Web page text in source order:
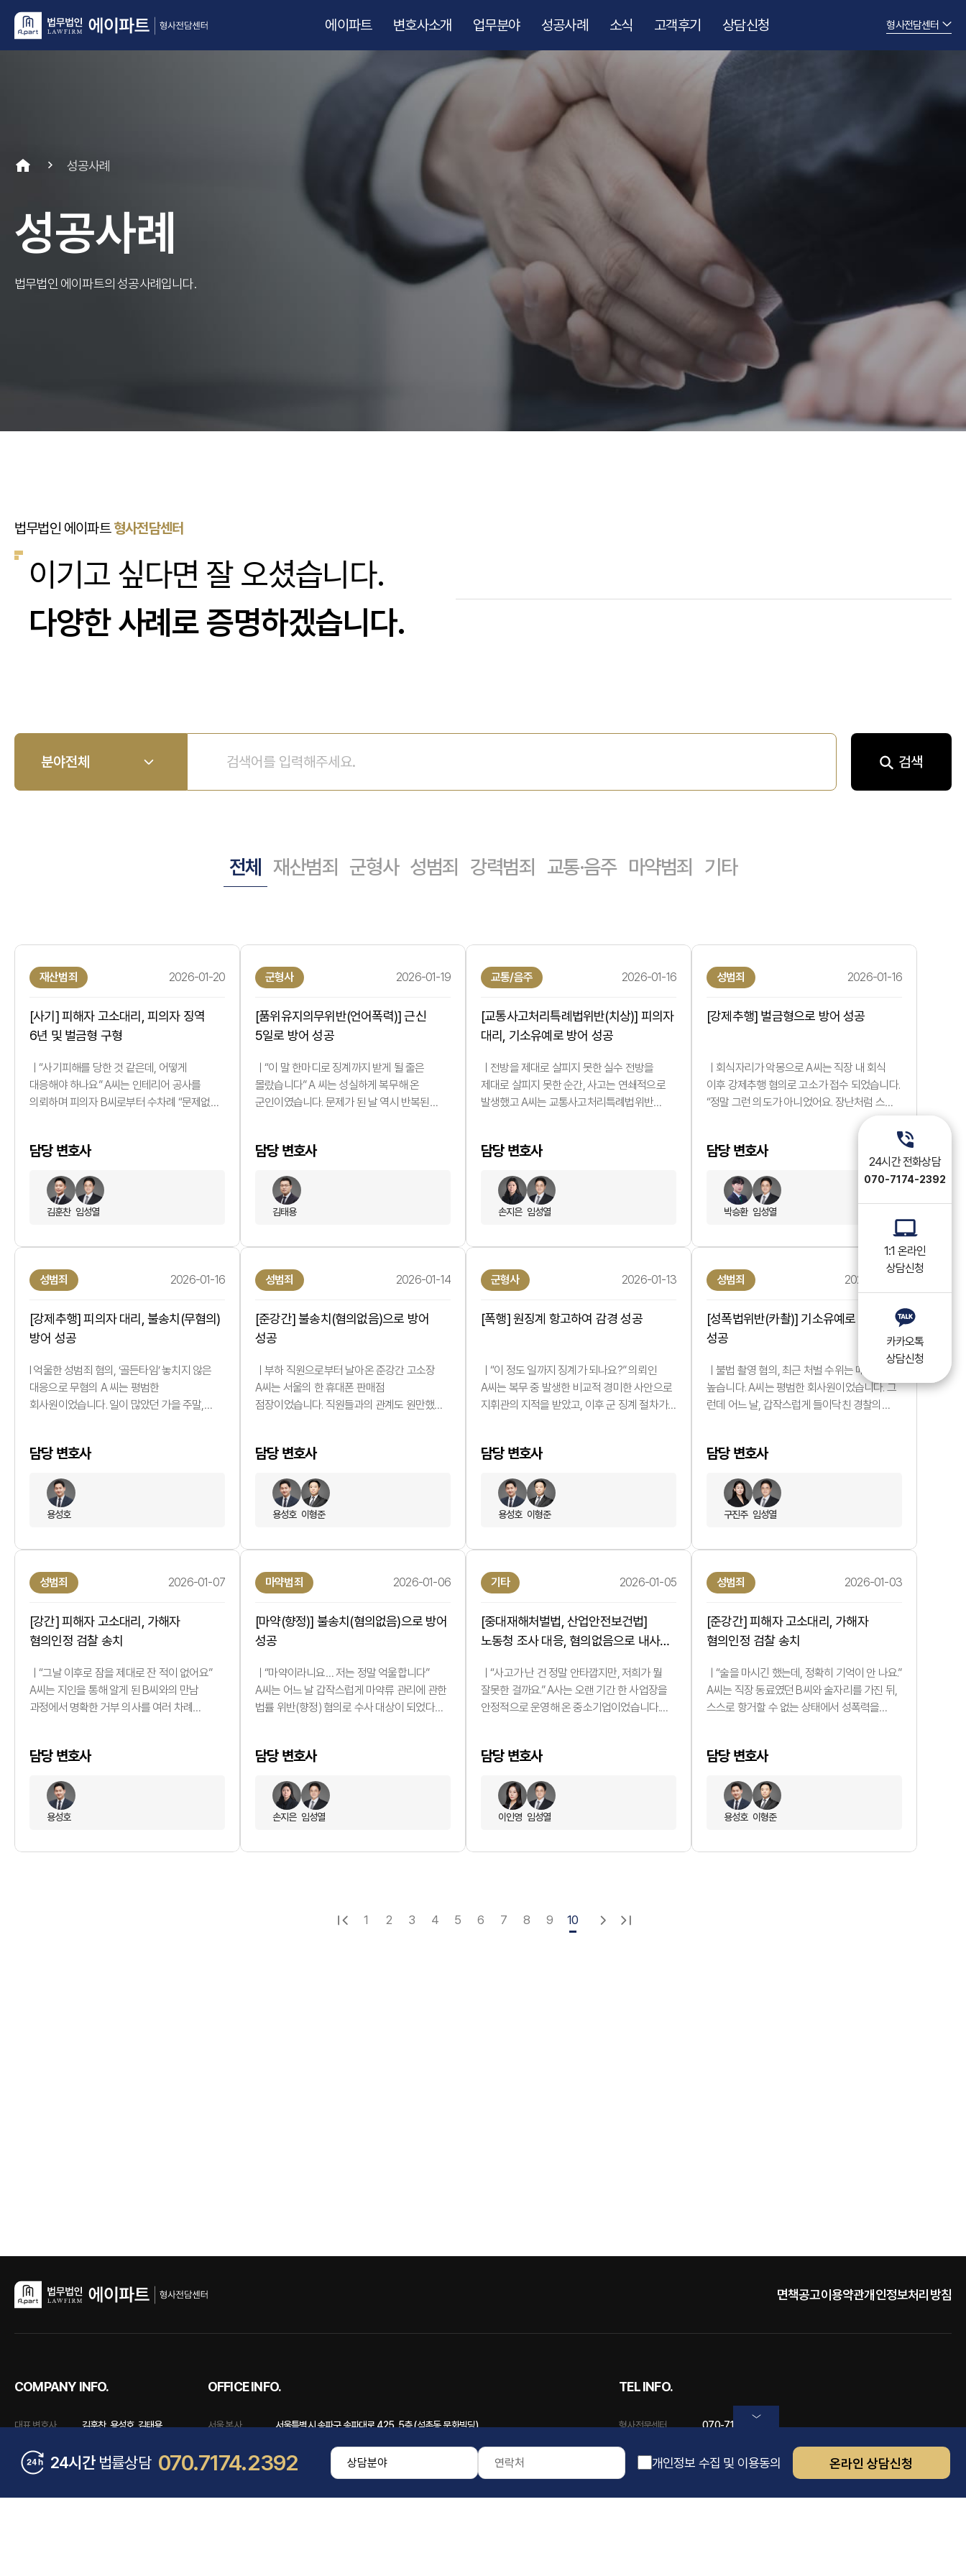
에이파트 변호사소개 업무분야 성공사례 소식 고객후기 상담신청 형사전담센터
성공사례
성공사례
법무법인 에이파트의 성공사례입니다.
법무법인 에이파트형사전담센터
이기고 싶다면 잘 오셨습니다.
다양한 사례로 증명하겠습니다.
검색
전체 재산범죄 군형사 성범죄 강력범죄 교통·음주 마약범죄 기타
재산범죄 2026-01-20
[사기] 피해자 고소대리, 피의자 징역
6년 및 벌금형 구형
ㅣ“사기피해를 당한 것 같은데, 어떻게
대응해야 하나요” A씨는 인테리어 공사를
의뢰하며 피의자 B씨로부터 수차례 “문제없이
이후에도 공사는 시작되지 않았고, 연락은 점점
아닌 제3자 명의를 반복적으로 이용하며
유사한 수법의 피해를 지속해 온 상태였습니다.
담당 변호사
김훈찬 임성열
군형사 2026-01-19
[품위유지의무위반(언어폭력)] 근신
5일로 방어 성공
ㅣ“이 말 한마디로 징계까지 받게 될 줄은
몰랐습니다” A 씨는 성실하게 복무해 온
군인이였습니다. 문제가 된 날 역시 반복된
해당 발언이 ‘언어폭력’으로 문제 삼아지며,
절차에 회부되었습니다. A씨는 “순간적인
말실수였는데, 이렇게까지 될 줄 몰랐다”며 큰
담당 변호사
김태용
교통/음주 2026-01-16
[교통사고처리특례법위반(치상)] 피의자
대리, 기소유예로 방어 성공
ㅣ전방을 제대로 살피지 못한 실수 전방을
제대로 살피지 못한 순간, 사고는 연쇄적으로
발생했고 A씨는 교통사고처리특례법위반
이상 형사처벌 가능성을 피할 수 없는
하나, ‘전과’가 남는 것이었습니다. ㅣ명백한
과실, 그러나 해결책은 존재합니다. 사건
담당 변호사
손지은 임성열
성범죄 2026-01-16
[강제추행] 벌금형으로 방어 성공
ㅣ회식자리가 악몽으로 A씨는 직장 내 회식
이후 강제추행 혐의로 고소가 접수 되었습니다.
“정말 그런 의도가 아니었어요. 장난처럼 스친
A씨의 목소리에는 당혹감과 두려움이 섞여
있었습니다. 성범죄 혐의는 그 자체만으로도
개인의 일상과 사회적 평가를 송두리째 흔들 수
있습니다. A씨 역시 처벌 수위, 전과 기록, 직장
문제까지 겹쳐 극심한 불안을 호소하고
담당 변호사
박승환 임성열
성범죄 2026-01-16
[강제추행] 피의자 대리, 불송치(무혐의)
방어 성공
l 억울한 성범죄 혐의, ‘골든타임’ 놓치지 않은
대응으로 무혐의 A 씨는 평범한
회사원이었습니다. 일이 많았던 가을 주말,
모바일 앱을 통해 근처 사람들과 소소한 대화를
친구들을 실시간으로 매칭해주는
기능이있었고, A씨는 그저 대화를 나눌 상대를
담당 변호사
용성호
성범죄 2026-01-14
[준강간] 불송치(혐의없음)으로 방어
성공
ㅣ부하 직원으로부터 날아온 준강간 고소장
A씨는 서울의 한 휴대폰 판매점
점장이었습니다. 직원들과의 관계도 원만했고,
고소장이 날아들었습니다. 준강간
일부가 강제로 이뤄졌다고 주장했고, 퇴사 직전
‘성범죄 피해자’임을 주장 하였습니다. 경찰은
담당 변호사
용성호 이형준
군형사 2026-01-13
[폭행] 원징계 항고하여 감경 성공
ㅣ“이 정도 일까지 징계가 되나요?” 의뢰인
A씨는 복무 중 발생한 비교적 경미한 사안으로
지휘관의 지적을 받았고, 이후 군 징계 절차가
있었습니다. 그럼에도 불구하고 부대에서는
결정했습니다. A씨로서는 억울함이 클 수밖에
없었습니다. 단순한 실수에 가까운 사안이
담당 변호사
용성호 이형준
성범죄 2026-01-09
[성폭법위반(카촬)] 기소유예로 방어
성공
ㅣ불법 촬영 혐의, 최근 처벌 수위는 매우
높습니다. A씨는 평범한 회사원이었습니다. 그
런데 어느 날, 갑작스럽게 들이닥친 경찰의
보이는 불법 촬영물이 발견되었다는
큰 범죄로 분류됩니다. 특히 ‘성착취물’로
인정되거나 유포 가능성이 있다고 판단되면
담당 변호사
구진주 임성열
성범죄 2026-01-07
[강간] 피해자 고소대리, 가해자
혐의인정 검찰 송치
ㅣ“그날 이후로 잠을 제대로 잔 적이 없어요”
A씨는 지인을 통해 알게 된 B씨와의 만남
과정에서 명확한 거부 의사를 여러 차례
인해 바로 대응하지 못했지만, 시간이 지날수록
결심하게 되었습니다. ㅣ피해자의 진술, 그
자체로 충분한 의미가 있습니다 성범죄
담당 변호사
용성호
마약범죄 2026-01-06
[마약(향정)] 불송치(혐의없음)으로 방어
성공
ㅣ“마약이라니요… 저는 정말 억울합니다”
A씨는 어느 날 갑작스럽게 마약류 관리에 관한
법률 위반(향정) 혐의로 수사 대상이 되었다는
‘향정신성의약품 수수’ 혐의를 적용하며 A씨를
사건은 그 특성상 소량이라도, 직접 투약하지
않았더라도 형사처벌로 이어질 수 있어 초기
담당 변호사
손지은 임성열
기타 2026-01-05
[중대재해처벌법, 산업안전보건법]
노동청 조사 대응, 혐의없음으로 내사
ㅣ“사고가 난 건 정말 안타깝지만, 저희가 뭘
잘못한 걸까요.” A사는 오랜 기간 한 사업장을
안정적으로 운영해 온 중소기업이었습니다.
전문업체에 작업을 맡겼을 뿐이었습니다.
발생했고, 그 여파는 곧바로 산업안전보건법
위반, 나아가 중대재해처벌등에관한법률 위반
담당 변호사
이인영 임성열
성범죄 2026-01-03
[준강간] 피해자 고소대리, 가해자
혐의인정 검찰 송치
ㅣ“술을 마시긴 했는데, 정확히 기억이 안 나요.”
A씨는 직장 동료였던 B씨와 술자리를 가진 뒤,
스스로 항거할 수 없는 상태에서 성폭력을
가해자와의 관계, 이후에도 얼굴을 마주쳐야
망설일 수밖에 없었습니다. 결국 큰 용기를 내
고소를 결심하였고, 저희는 사건 초기부터
담당 변호사
용성호 이형준
1 2 3 4 5 6 7 8 9 10
면책공고이용약관개인정보처리방침
COMPANY INFO.
대표 변호사
김훈찬, 용성호, 김태용
사업자등록번호
765-86-02259 (대표자 : 김훈찬)
OFFICE INFO.
서울 본사
서울특별시 송파구 송파대로 425, 5층 (석촌동,문화빌딩)
경기도 수원시 영통구 광교중앙로248번길 7-2 (하동) 원희캐슬 C동 317,318호 수원지방법원 앞
회생파산센터
서울특별시 송파구 백제고분로 365, 9층 (석촌동, 태문빌딩)
TEL INFO.
형사전문센터
070-7174-2392
서울 본사무소
수원 분사무소
031-215-0508
24시간 전화상담
070-7174-2392
1:1 온라인
상담신청
카카오톡
상담신청
24시간법률상담 070.7174.2392 개인정보 수집 및 이용동의 온라인 상담신청